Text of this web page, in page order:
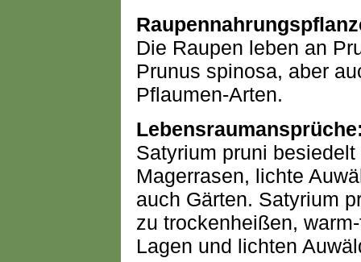
Die Raupen leben an
Prunus spinosa, aber
Pflaumen-Arten.
Satyrium pruni
Magerrasen, lichte
auch Gärten. Satyrium
zu trockenheißen,
Lagen und lichten